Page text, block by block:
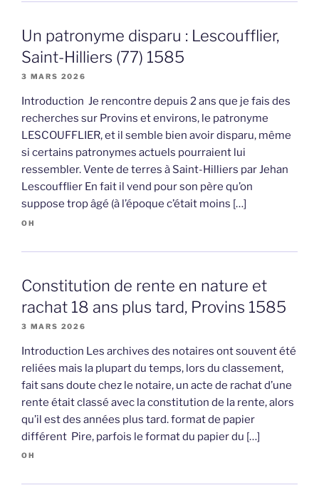
Un patronyme disparu : Lescoufflier,
Saint-Hilliers (77) 1585
3 MARS 2026
Introduction Je rencontre depuis 2 ans que je fais des
recherches sur Provins et environs, le patronyme
LESCOUFFLIER, et il semble bien avoir disparu, même
si certains patronymes actuels pourraient lui
ressembler. Vente de terres à Saint-Hilliers par Jehan
Lescoufflier En fait il vend pour son père qu’on
suppose trop âgé (à l’époque c’était moins […]
OH
Constitution de rente en nature et
rachat 18 ans plus tard, Provins 1585
3 MARS 2026
Introduction Les archives des notaires ont souvent été
reliées mais la plupart du temps, lors du classement,
fait sans doute chez le notaire, un acte de rachat d’une
rente était classé avec la constitution de la rente, alors
qu’il est des années plus tard. format de papier
différent Pire, parfois le format du papier du […]
OH